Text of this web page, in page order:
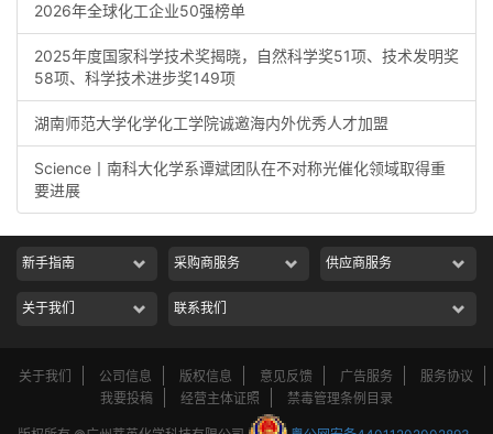
2026年全球化工企业50强榜单
2025年度国家科学技术奖揭晓，自然科学奖51项、技术发明奖
58项、科学技术进步奖149项
湖南师范大学化学化工学院诚邀海内外优秀人才加盟
Science丨南科大化学系谭斌团队在不对称光催化领域取得重
要进展
新手指南 采购商服务 供应商服务
关于我们 联系我们
关于我们 公司信息 版权信息 意见反馈 广告服务
服务协议
我要投稿
经营主体证照 禁毒管理条例目录